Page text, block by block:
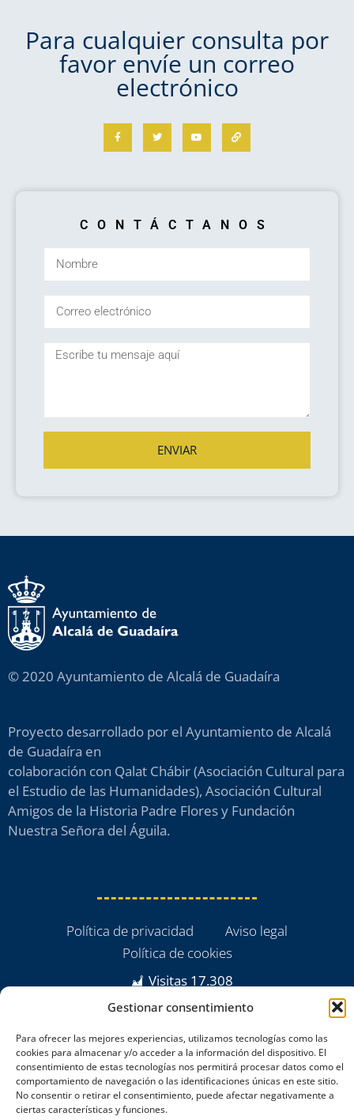
Gestionar consentimiento
Para ofrecer las mejores experiencias, utilizamos tecnologías como las
cookies para almacenar y/o acceder a la información del dispositivo. El
consentimiento de estas tecnologías nos permitirá procesar datos como el
comportamiento de navegación o las identificaciones únicas en este sitio.
No consentir o retirar el consentimiento, puede afectar negativamente a
ciertas características y funciones.
Para cualquier consulta por
favor envíe un correo
electrónico
CONTÁCTANOS
ENVIAR
© 2020 Ayuntamiento de Alcalá de Guadaíra
Proyecto desarrollado por el Ayuntamiento de Alcalá
de Guadaíra en
colaboración con Qalat Chábir (Asociación Cultural para
el Estudio de las Humanidades), Asociación Cultural
Amigos de la Historia Padre Flores y Fundación
Nuestra Señora del Águila.
Política de privacidad
Aviso legal
Política de cookies
Visitas 17.308
powered by